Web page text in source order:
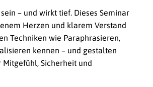
– und wirkt tief. Dieses Seminar
Herzen und klarem Verstand
Techniken wie Paraphrasieren,
kennen – und gestalten
Sicherheit und